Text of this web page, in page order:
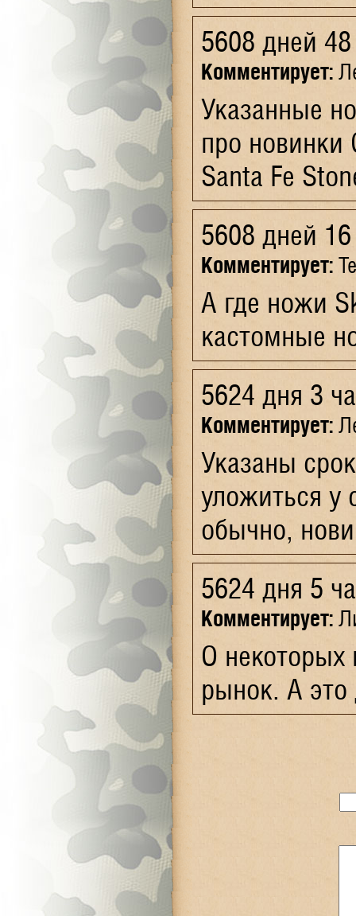
5608 дней
Комментирует:
Указанные
про новинки
Santa Fe
5608 дней
Комментирует:
А где ножи
кастомные
5624 дня 3
Комментирует:
Указаны
уложиться у
обычно,
5624 дня 5
Комментирует:
О некоторых
рынок. А это